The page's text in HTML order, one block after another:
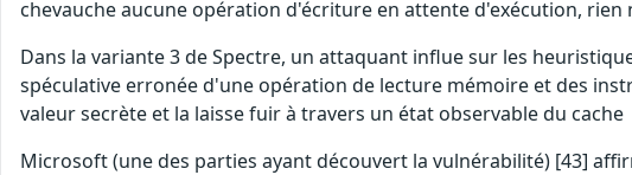
chevauche aucune opération d'écriture en attente d'exécution,
Dans la variante 3 de Spectre, un attaquant influe sur les
spéculative erronée d'une opération de lecture mémoire et des
valeur secrète et la laisse fuir à travers un état observable du cache
Microsoft (une des parties ayant découvert la vulnérabilité) [43]